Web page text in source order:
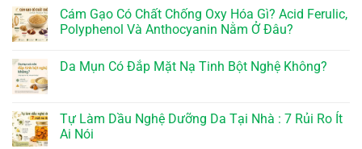
Cám Gạo Có Chất Chống Oxy Hóa Gì? Acid Ferulic,
Polyphenol Và Anthocyanin Nằm Ở Đâu?
Da Mụn Có Đắp Mặt Nạ Tinh Bột Nghệ Không?
Tự Làm Dầu Nghệ Dưỡng Da Tại Nhà : 7 Rủi Ro Ít
Ai Nói